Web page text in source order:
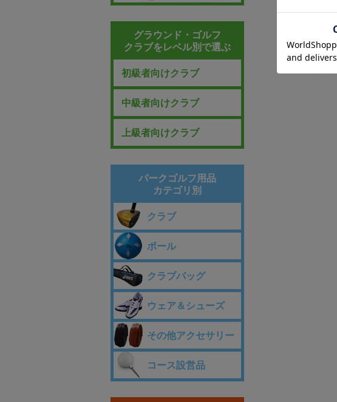
グラウンド・ゴルフ
クラブをレベル別で選ぶ
初級者向けクラブ
中級者向けクラブ
上級者向けクラブ
パークゴルフ用品
カテゴリ別
クラブ
ボール
クラブバッグ
ウェア＆シューズ
その他アクセサリー
コース設営品